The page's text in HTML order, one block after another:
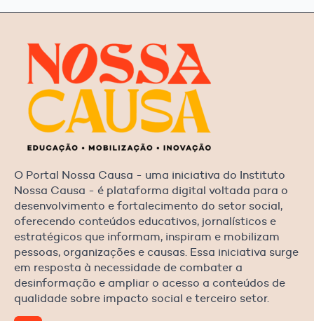
O Portal Nossa Causa - uma iniciativa do Instituto
Nossa Causa - é plataforma digital voltada para o
desenvolvimento e fortalecimento do setor social,
oferecendo conteúdos educativos, jornalísticos e
estratégicos que informam, inspiram e mobilizam
pessoas, organizações e causas. Essa iniciativa surge
em resposta à necessidade de combater a
desinformação e ampliar o acesso a conteúdos de
qualidade sobre impacto social e terceiro setor.